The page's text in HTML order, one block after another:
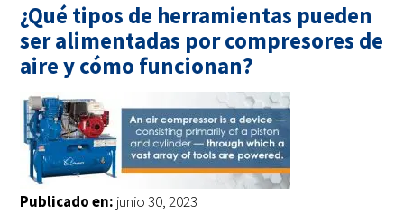
¿Qué tipos de herramientas pueden
ser alimentadas por compresores de
aire y cómo funcionan?
Publicado en: junio 30, 2023